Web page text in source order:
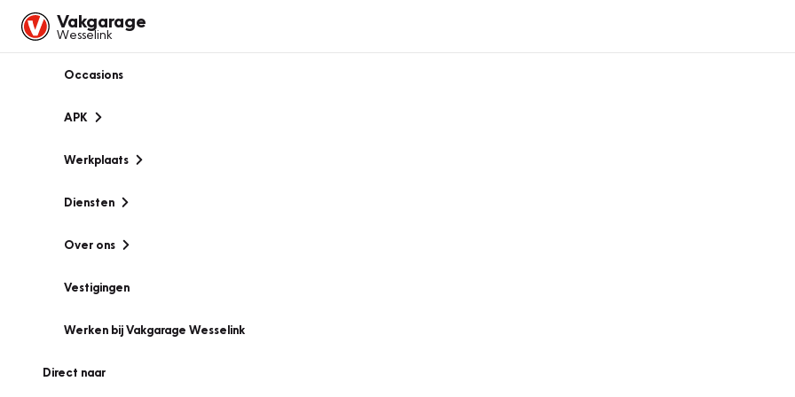
Vakgarage
Wesselink
Occasions
APK
Werkplaats
Diensten
Over ons
Vestigingen
Werken bij Vakgarage Wesselink
Direct naar